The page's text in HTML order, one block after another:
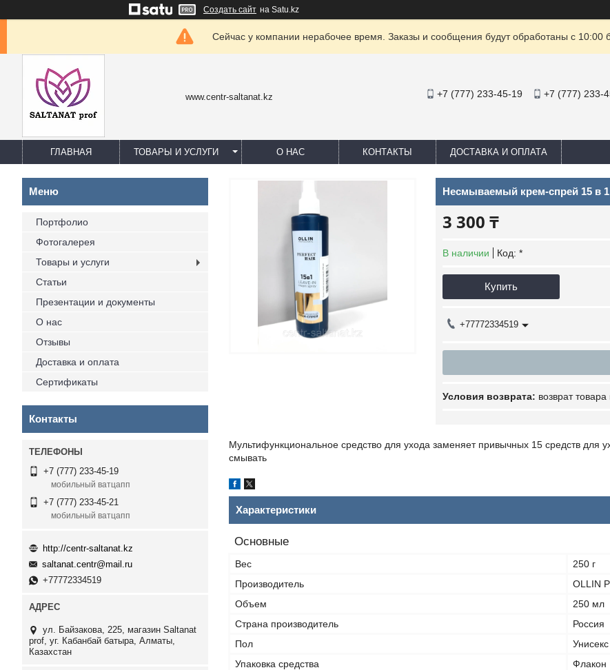
Создать сайт на Satu.kz
Сейчас у компании нерабочее время. Заказы и сообщения будут обработаны с 10:00
www.centr-saltanat.kz +7 (777) 233-45-19 +7 (777) 233-
ГЛАВНАЯ ТОВАРЫ И УСЛУГИ О НАС КОНТАКТЫ ДОСТАВКА И ОПЛАТА
Несмываемый крем-спрей 15 в
3 300 ₸
В наличии Код: *
Купить
+77772334519
возврат
Мультифункциональное средство для ухода заменяет привычных 15 средств для
смывать
Характеристики
Основные
Вес
250 г
Производитель
OLLIN
Объем
250 мл
Страна производитель
Россия
Пол
Унисекс
Упаковка средства
Флакон
Портфолио
Фотогалерея
Товары и услуги
Статьи
Презентации и документы
О нас
Отзывы
Доставка и оплата
Сертификаты
Контакты
+7 (777) 233-45-19
мобильный ватцапп
+7 (777) 233-45-21
мобильный ватцапп
http://centr-saltanat.kz
saltanat.centr@mail.ru
+77772334519
ул. Байзакова, 225, магазин Saltanat
prof, уг. Кабанбай батыра, Алматы,
Казахстан